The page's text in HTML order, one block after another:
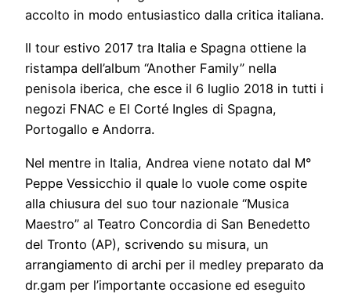
accolto in modo entusiastico dalla critica italiana.
Il tour estivo 2017 tra Italia e Spagna ottiene la
ristampa dell’album “Another Family” nella
penisola iberica, che esce il 6 luglio 2018 in tutti i
negozi FNAC e El Corté Ingles di Spagna,
Portogallo e Andorra.
Nel mentre in Italia, Andrea viene notato dal M°
Peppe Vessicchio il quale lo vuole come ospite
alla chiusura del suo tour nazionale “Musica
Maestro” al Teatro Concordia di San Benedetto
del Tronto (AP), scrivendo su misura, un
arrangiamento di archi per il medley preparato da
dr.gam per l’importante occasione ed eseguito